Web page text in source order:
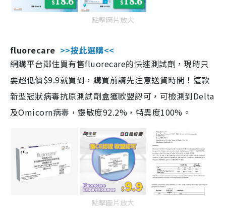
點擊圖片放大
fluorecare >>按此選購<<
網購平台鄰住買有售fluorecare的快速測試劑，現時只
要超低價$9.9就買到，購買前請先注意送貨時間！這款
新型冠狀病毒抗原測試劑盒獲歐盟認可，可檢測到Delta
及Omicorn病毒，靈敏度92.2%，特異度100%。
點擊圖片放大